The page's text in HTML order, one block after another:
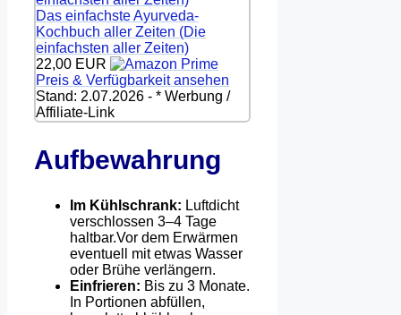
Das einfachste Ayurveda-
Kochbuch aller Zeiten (Die
einfachsten aller Zeiten)
22,00 EUR
Preis & Verfügbarkeit ansehen
Stand: 2.07.2026 - * Werbung /
Affiliate-Link
Aufbewahrung
Im Kühlschrank: Luftdicht
verschlossen 3–4 Tage
haltbar.Vor dem Erwärmen
eventuell mit etwas Wasser
oder Brühe verlängern.
Einfrieren: Bis zu 3 Monate.
In Portionen abfüllen,